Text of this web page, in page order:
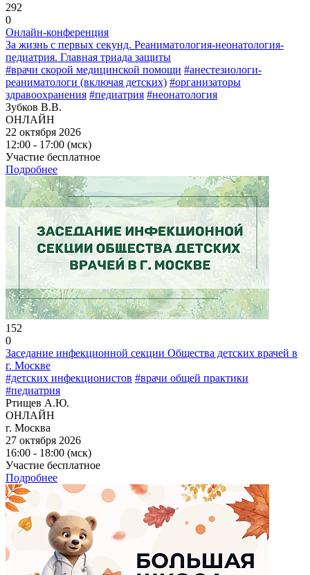
292
0
Онлайн-конференция
За жизнь с первых секунд. Реаниматология-неонатология-
педиатрия. Главная триада защиты
#врачи скорой медицинской помощи #анестезиологи-
реаниматологи (включая детских) #организаторы
здравоохранения #педиатрия #неонатология
Зубков В.В.
ОНЛАЙН
22 октября 2026
12:00 - 17:00 (мск)
Участие бесплатное
Подробнее
152
0
Заседание инфекционной секции Общества детских врачей в
г. Москве
#детских инфекционистов #врачи общей практики
#педиатрия
Ртищев А.Ю.
ОНЛАЙН
г. Москва
27 октября 2026
16:00 - 18:00 (мск)
Участие бесплатное
Подробнее